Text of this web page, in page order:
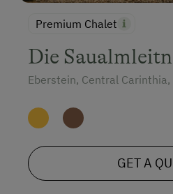
Premium Chalet
Die Saualmleitn
Eberstein, Central Carinthia,
GET A